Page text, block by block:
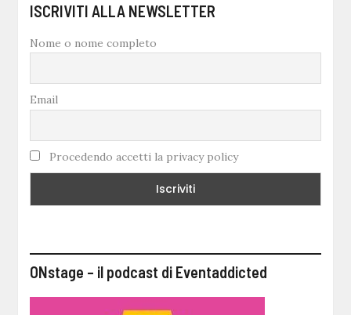
ISCRIVITI ALLA NEWSLETTER
Nome o nome completo
Email
Procedendo accetti la privacy policy
ONstage – il podcast di Eventaddicted